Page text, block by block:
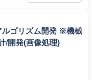
ルゴリズム開発 ※機械
/開発(画像処理)